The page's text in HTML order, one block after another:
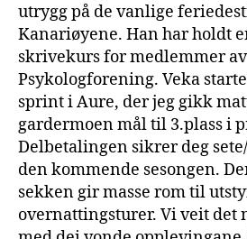
utrygg på de vanlige
Kanariøyene. Han har holdt
skrivekurs for medlemmer
Psykologforening. Veka
sprint i Aure, der jeg gikk
gardermoen mål til 3.plass i
Delbetalingen sikrer deg
den kommende sesongen.
sekken gir masse rom til
overnattingsturer. Vi veit det